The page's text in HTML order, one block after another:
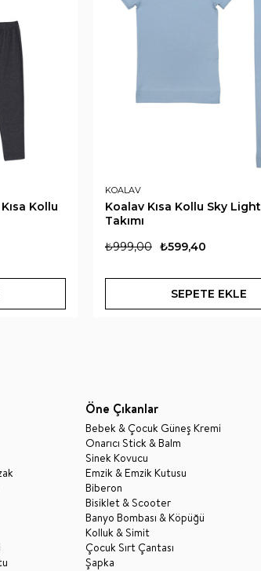
Kollu
KOALAV
Koalav Kısa Kollu Sky
Takımı
₺599,40
₺999,00
SEPETE EKLE
Öne Çıkanlar
Bebek & Çocuk Güneş Kremi
Onarıcı Stick & Balm
Sinek Kovucu
Emzik & Emzik Kutusu
Biberon
Bisiklet & Scooter
Banyo Bombası & Köpüğü
Kolluk & Simit
Çocuk Sırt Çantası
Şapka